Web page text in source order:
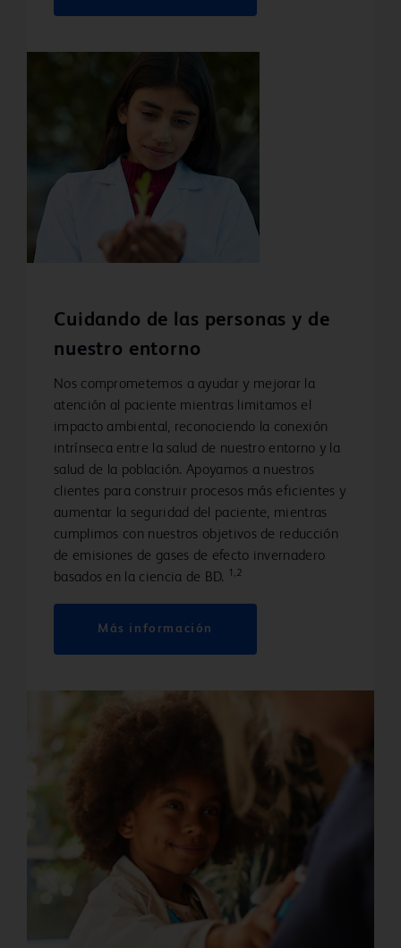
Cuidando de las personas y de
nuestro entorno
Nos comprometemos a ayudar y mejorar la
atención al paciente mientras limitamos el
impacto ambiental, reconociendo la conexión
intrínseca entre la salud de nuestro entorno y la
salud de la población. Apoyamos a nuestros
clientes para construir procesos más eficientes y
aumentar la seguridad del paciente, mientras
cumplimos con nuestros objetivos de reducción
de emisiones de gases de efecto invernadero
basados en la ciencia de BD. 1,2
Más información